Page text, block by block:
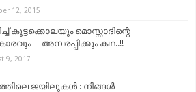
12, 2015
കൂട്ടക്കൊലയും മൊസ്സാദിന്റെ
അമ്പരപ്പിക്കും കഥ..!!
9, 2017
ജയിലുകൾ : നിങ്ങൾ